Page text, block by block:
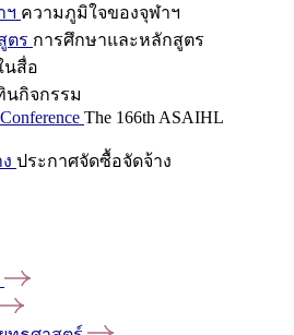
ฯ ความภูมิใจของจุฬาฯ
ตร การศึกษาและหลักสูตร
นสื่อ
นกิจกรรม
The 166th ASAIHL
ประกาศจัดซื้อจัดจ้าง